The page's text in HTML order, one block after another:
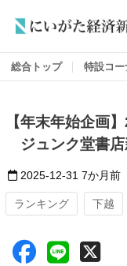
総合トップ 特設コー
【年末年始企画
ジュンク堂書店
2025-12-31 7か月前
ランキング 下越